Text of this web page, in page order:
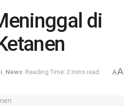
di
News Reading Time: 2 mins read AA